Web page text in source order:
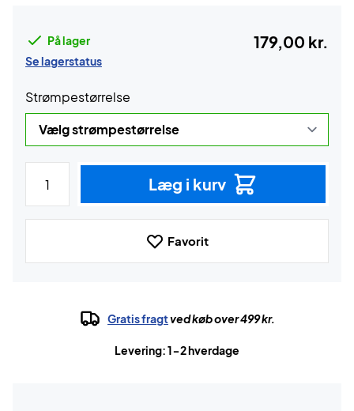
På lager
Se lagerstatus
179,00 kr.
Strømpestørrelse
Læg i kurv
Favorit
Gratis fragtved køb over 499 kr.
Levering: 1-2 hverdage